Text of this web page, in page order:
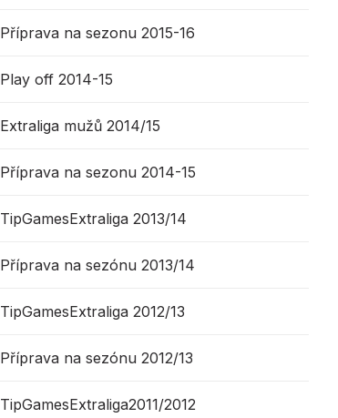
Příprava na sezonu 2015-16
Play off 2014-15
Extraliga mužů 2014/15
Příprava na sezonu 2014-15
TipGamesExtraliga 2013/14
Příprava na sezónu 2013/14
TipGamesExtraliga 2012/13
Příprava na sezónu 2012/13
TipGamesExtraliga2011/2012